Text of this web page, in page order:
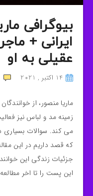
بیوگرافی
ایرانی +
عقیلی به او
14 اکتبر , 2021
ماریا منصور، از
زمینه مد و لباس نیز
می کند. سوالات بسیاری
که قصد داریم در این
جزئیات زندگی این
این پست را تا اخر